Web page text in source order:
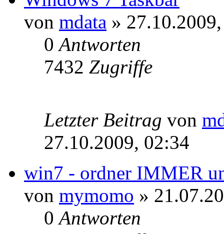
von mdata »
0Antworten
7432 Zugriffe
Letzter Beitrag von
27.10.2009, 02:34
win7 - ordner IMMER
von mymomo »
0Antworten